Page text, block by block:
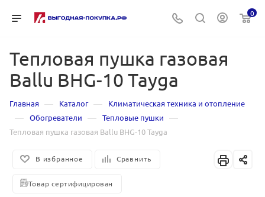
0
Тепловая пушка газовая
Ballu BHG-10 Tayga
Главная — Каталог — Климатическая техника и отопление
— Обогреватели — Тепловые пушки —
Тепловая пушка газовая Ballu BHG-10 Tayga
В избранное Сравнить
Товар сертифицирован